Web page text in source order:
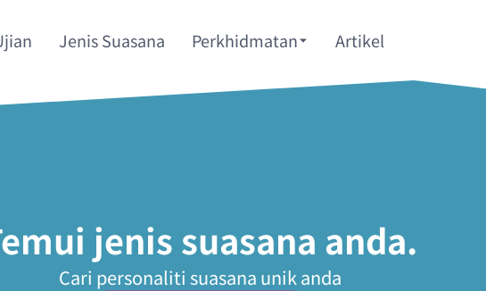
Jenis Suasana Perkhidmatan Artikel
jenis suasana anda.
Cari personaliti suasana unik anda